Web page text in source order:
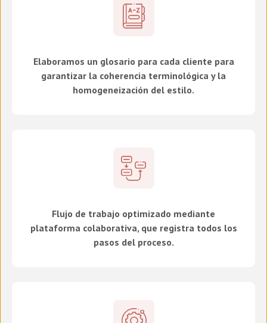
Elaboramos un glosario para cada cliente para
garantizar la coherencia terminológica y la
homogeneización del estilo.
Flujo de trabajo optimizado mediante
plataforma colaborativa, que registra todos los
pasos del proceso.